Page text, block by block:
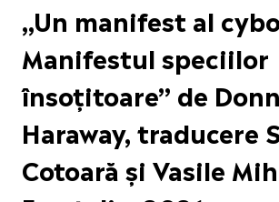
„Un manifest al
Manifestul speciilor
însoțitoare” de
Haraway, traducere
Cotoară și Vasile